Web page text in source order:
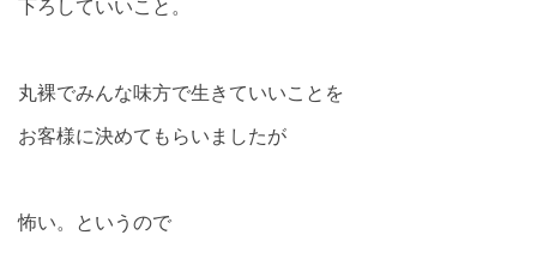
丸裸でみんな味方で生きていいことを
お客様に決めてもらいましたが
怖い。というので